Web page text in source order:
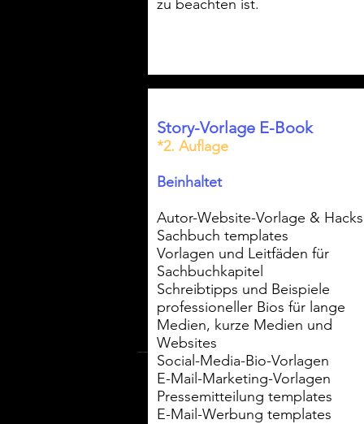
zu beachten ist.
Story-Vorlage E-Book
*2. Auflage
Beinhaltet
Autor-Website-Vorlage &
Sachbuch templates
Vorlagen und Leitfäden für
Sachbuchkapitel
Schreibtipps und Beispiele
professioneller Bios für lange
Medien, kurze Medien und
Websites
Social-Media-Bio-Vorlagen
E-Mail-Marketing-Vorlagen
Pressemitteilung templates
E-Mail-Werbung templates